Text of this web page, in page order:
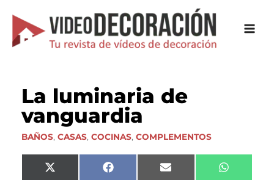
contenido
La luminaria de
vanguardia
BAÑOS, CASAS, COCINAS, COMPLEMENTOS
Compartir
en
X
(
Compartir
en
F
a
Compartir
en
E
m
en
W
h